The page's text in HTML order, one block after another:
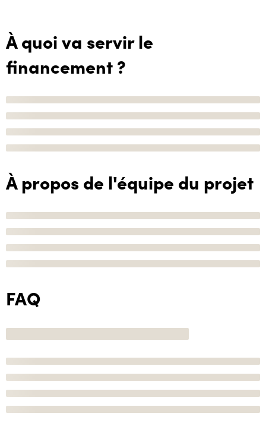
À quoi va servir le
financement ?
À propos de l'équipe du projet
FAQ